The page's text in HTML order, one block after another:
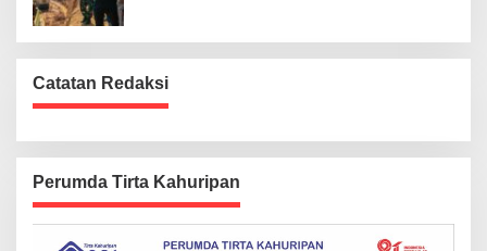
Catatan Redaksi
Perumda Tirta Kahuripan